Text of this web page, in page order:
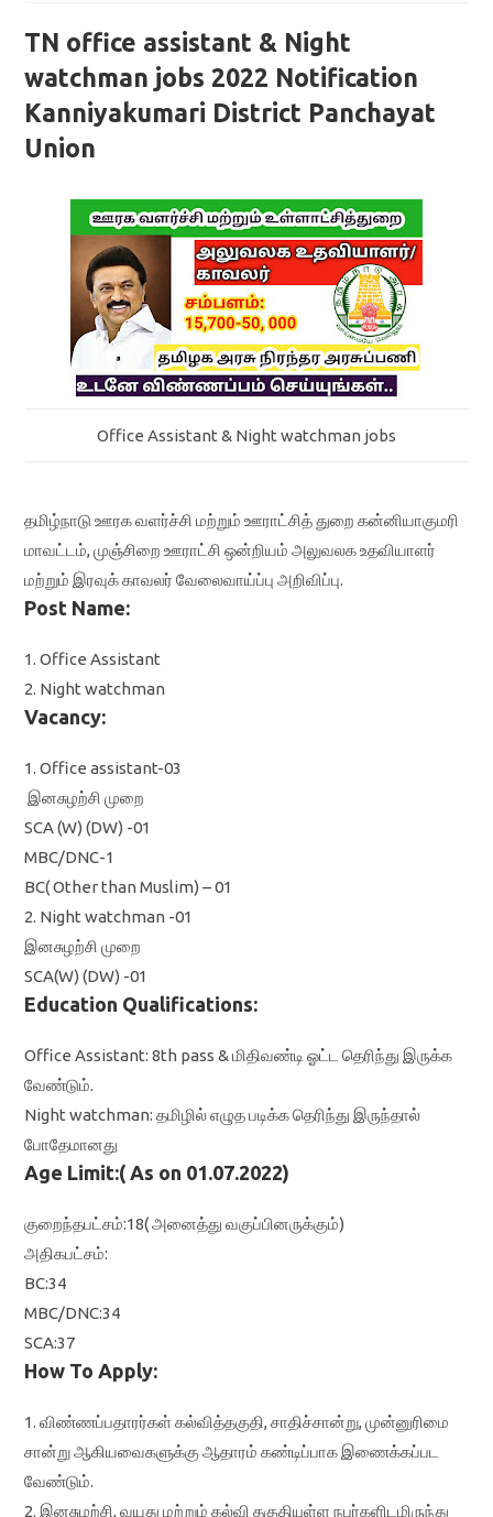
TN office assistant & Night
watchman jobs 2022 Notification
Kanniyakumari District Panchayat
Union
Office Assistant & Night watchman jobs
தமிழ்நாடு ஊரக வளர்ச்சி மற்றும் ஊராட்சித் துறை கன்னியாகுமரி
மாவட்டம், முஞ்சிறை ஊராட்சி ஒன்றியம் அலுவலக உதவியாளர்
மற்றும் இரவுக் காவலர் வேலைவாய்ப்பு அறிவிப்பு.
Post Name:
1. Office Assistant
2. Night watchman
Vacancy:
1. Office assistant-03
இனசுழற்சி முறை
SCA (W) (DW) -01
MBC/DNC-1
BC( Other than Muslim) – 01
2. Night watchman -01
இனசுழற்சி முறை
SCA(W) (DW) -01
Education Qualifications:
Office Assistant: 8th pass & மிதிவண்டி ஓட்ட தெரிந்து இருக்க
வேண்டும்.
Night watchman: தமிழில் எழுத படிக்க தெரிந்து இருந்தால்
போதேமானது
Age Limit:( As on 01.07.2022)
குறைந்தபட்சம்:18( அனைத்து வகுப்பினருக்கும்)
அதிகபட்சம்:
BC:34
MBC/DNC:34
SCA:37
How To Apply:
1. விண்ணப்பதாரர்கள்‌ கல்வித்தகுதி, சாதிச்சான்று, முன்னுரிமை
சான்று ஆகியவைகளுக்குஆதாரம்‌ கண்டிப்பாக இணைக்கப்பட
வேண்டும்‌.
2. இனசுழற்சி, வயது மற்றும்‌ கல்வி தகுதியுள்ள நபர்களிடமிருந்து